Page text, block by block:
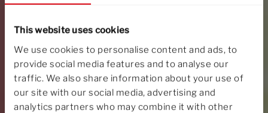
This website uses cookies
We use cookies to personalise content and ads, to
provide social media features and to analyse our
traffic. We also share information about your use of
our site with our social media, advertising and
analytics partners who may combine it with other